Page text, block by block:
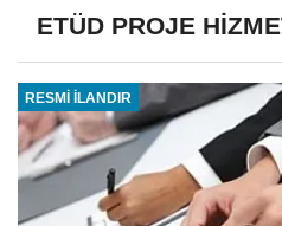
ETÜD PROJE
RESMİ İLANDIR